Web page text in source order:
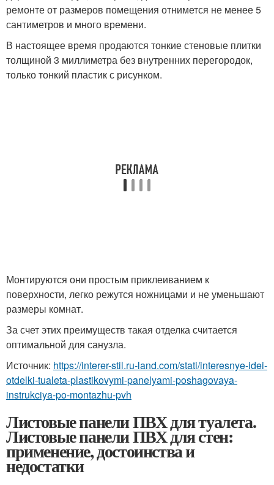
ремонте от размеров помещения отнимется не менее 5
сантиметров и много времени.
В настоящее время продаются тонкие стеновые плитки
толщиной 3 миллиметра без внутренних перегородок,
только тонкий пластик с рисунком.
Монтируются они простым приклеиванием к
поверхности, легко режутся ножницами и не уменьшают
размеры комнат.
За счет этих преимуществ такая отделка считается
оптимальной для санузла.
Источник: https://interer-stil.ru-land.com/stati/interesnye-idei-
otdelki-tualeta-plastikovymi-panelyami-poshagovaya-
instrukciya-po-montazhu-pvh
Листовые панели ПВХ для туалета.
Листовые панели ПВХ для стен:
применение, достоинства и
недостатки